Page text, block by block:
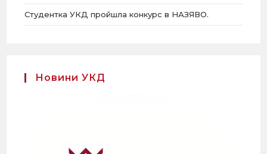
Студентка УКД пройшла конкурс в НАЗЯВО.
Новини УКД